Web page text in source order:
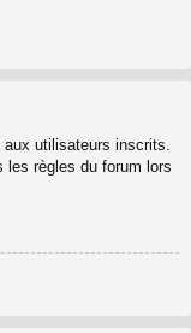
utilisateurs inscrits.
les règles du forum lors